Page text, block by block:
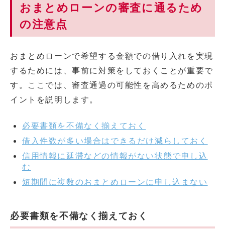
おまとめローンの審査に通るため
の注意点
おまとめローンで希望する金額での借り入れを実現
するためには、事前に対策をしておくことが重要で
す。ここでは、審査通過の可能性を高めるためのポ
イントを説明します。
必要書類を不備なく揃えておく
借入件数が多い場合はできるだけ減らしておく
信用情報に延滞などの情報がない状態で申し込
む
短期間に複数のおまとめローンに申し込まない
必要書類を不備なく揃えておく